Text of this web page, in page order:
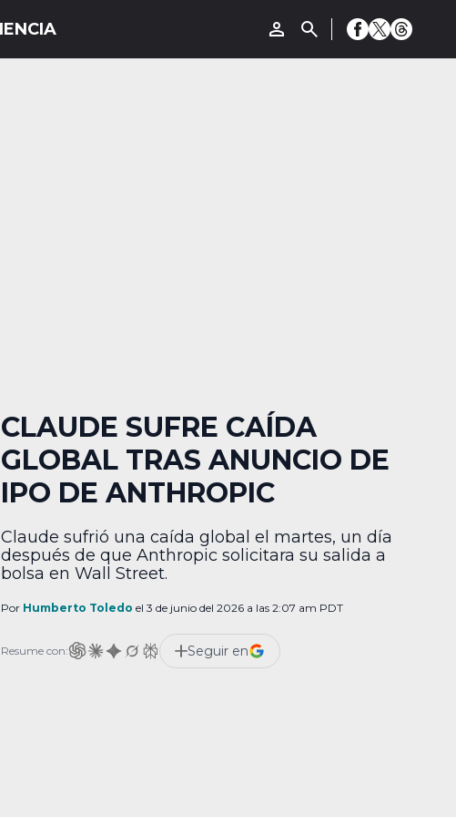
CLAUDE SUFRE CAÍDA
GLOBAL TRAS ANUNCIO DE
IPO DE ANTHROPIC
Claude sufrió una caída global el martes, un día
después de que Anthropic solicitara su salida a
bolsa en Wall Street.
Por Humberto Toledo el 3 de junio del 2026 a las 2:07 am PDT
Resume con: Seguir en